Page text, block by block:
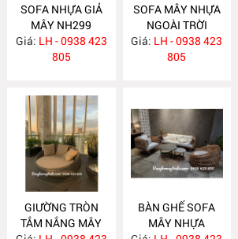
SOFA NHỰA GIẢ
MÂY NH299
Giá: LH - 0938 423
805
SOFA MÂY NHỰA
NGOÀI TRỜI
NH298
Giá: LH - 0938 423
805
GIƯỜNG TRÒN
TẮM NẮNG MÂY
BÀN GHẾ SOFA
MÂY NHỰA